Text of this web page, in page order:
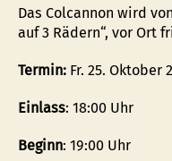
Das Colcannon wird
auf 3 Rädern“, vor Ort
Termin: Fr. 25. Oktober
Einlass: 18:00 Uhr
Beginn: 19:00 Uhr